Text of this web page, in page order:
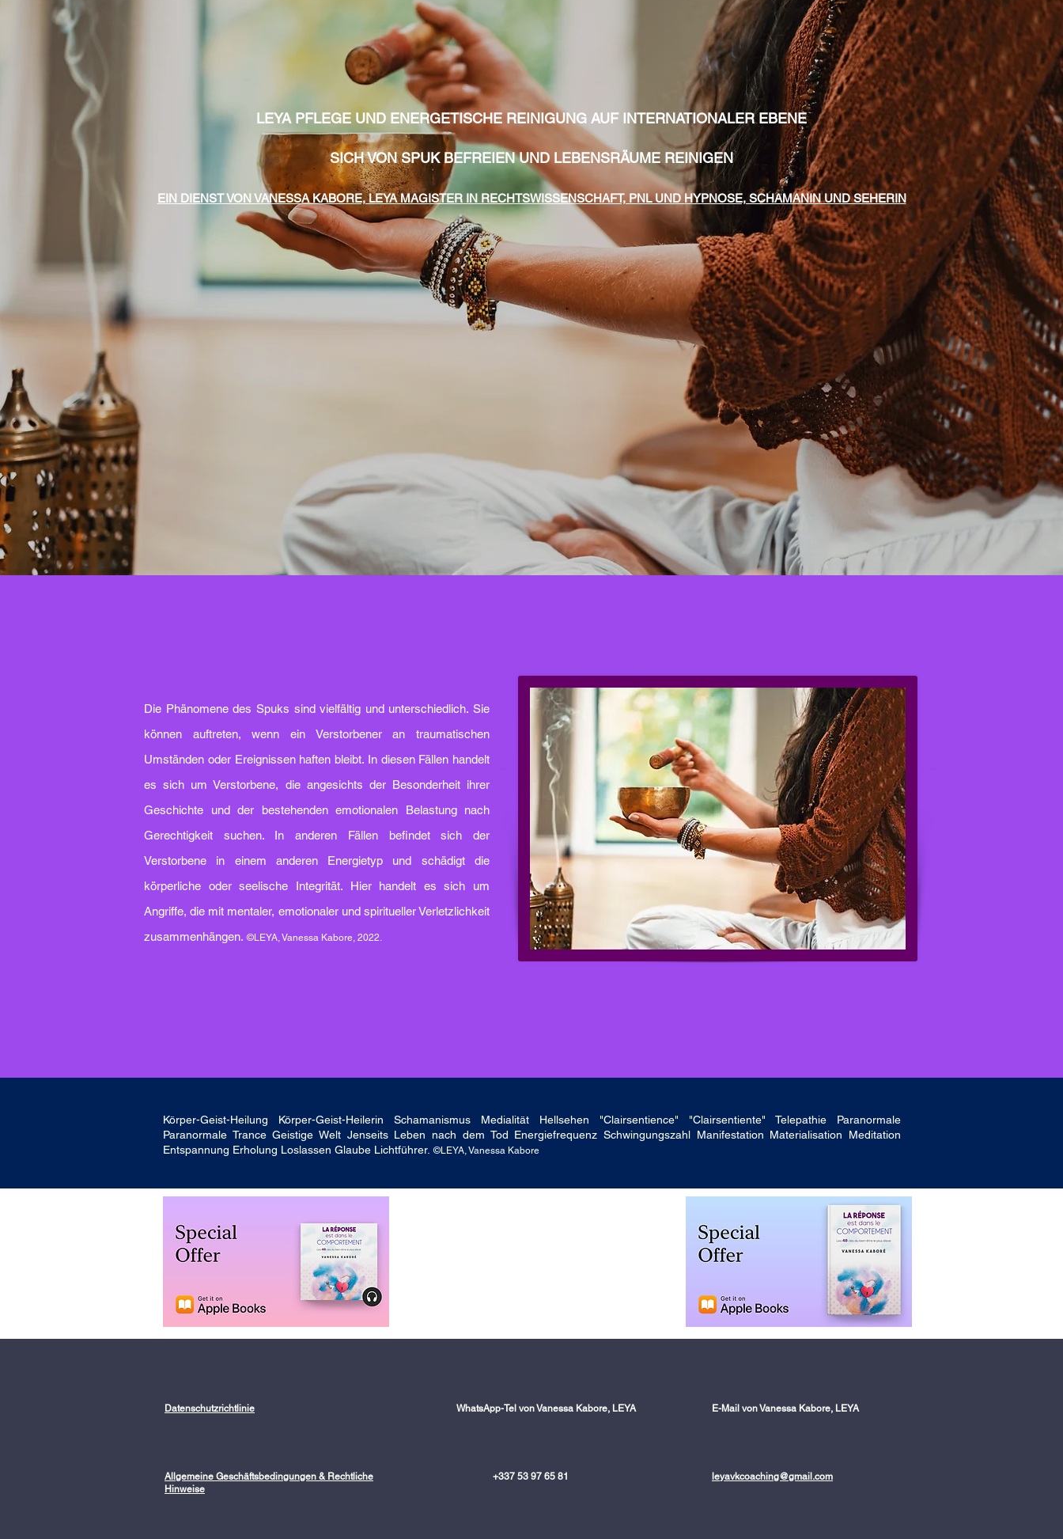
LEYA PFLEGE UND ENERGETISCHE REINIGUNG AUF INTERNATIONALER EBENE
SICH VON SPUK BEFREIEN UND LEBENSRÄUME REINIGEN
EIN DIENST VON VANESSA KABORE, LEYA MAGISTER IN RECHTSWISSENSCHAFT, PNL UND HYPNOSE, SCHAMANIN UND SEHERIN
Die Phänomene des Spuks sind vielfältig und unterschiedlich. Sie
können auftreten, wenn ein Verstorbener an traumatischen
Umständen oder Ereignissen haften bleibt. In diesen Fällen handelt
es sich um Verstorbene, die angesichts der Besonderheit ihrer
Geschichte und der bestehenden emotionalen Belastung nach
Gerechtigkeit suchen. In anderen Fällen befindet sich der
Verstorbene in einem anderen Energietyp und schädigt die
körperliche oder seelische Integrität. Hier handelt es sich um
Angriffe, die mit mentaler, emotionaler und spiritueller Verletzlichkeit
zusammenhängen. ©LEYA, Vanessa Kabore, 2022.
Körper-Geist-Heilung Körper-Geist-Heilerin Schamanismus Medialität Hellsehen "Clairsentience" "Clairsentiente" Telepathie Paranormale
Paranormale Trance Geistige Welt Jenseits Leben nach dem Tod Energiefrequenz Schwingungszahl Manifestation Materialisation Meditation
Entspannung Erholung Loslassen Glaube Lichtführer.©LEYA, Vanessa Kabore
Datenschutzrichtlinie
Allgemeine Geschäftsbedingungen & Rechtliche
Hinweise
WhatsApp-Tel von Vanessa Kabore, LEYA
+337 53 97 65 81
E-Mail von Vanessa Kabore, LEYA
leyavkcoaching@gmail.com